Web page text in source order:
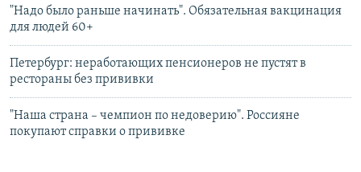
"Надо было раньше начинать". Обязательная вакцинация
для людей 60+
Петербург: неработающих пенсионеров не пустят в
рестораны без прививки
"Наша страна – чемпион по недоверию". Россияне
покупают справки о прививке